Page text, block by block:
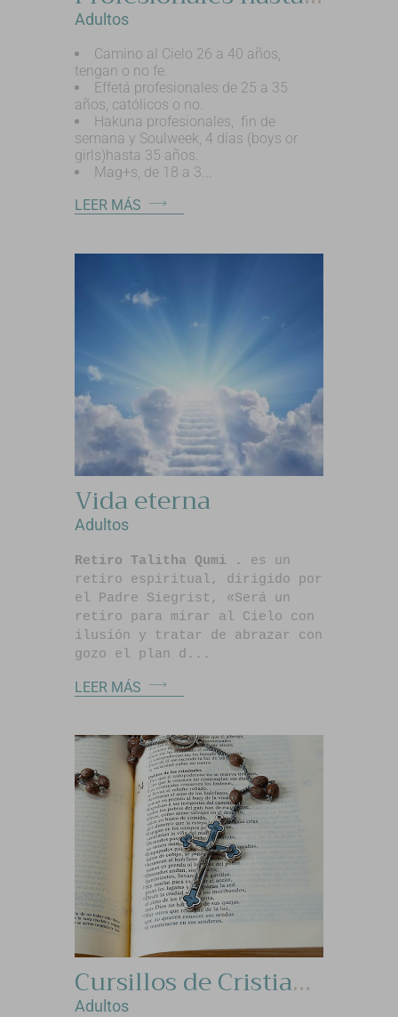
Adultos
Camino al Cielo 26 a 40 años,
tengan o no fe.
Effetá profesionales de 25 a 35
años, católicos o no.
Hakuna profesionales, fin de
semana y Soulweek, 4 días (boys or
girls)hasta 35 años.
Mag+s, de 18 a 3...
LEER MÁS
Vida eterna
Adultos
Retiro Talitha Qumi .
es un
retiro espiritual, dirigido por
el Padre Siegrist, «Será un
retiro para mirar al Cielo con
ilusión y tratar de abrazar con
gozo el plan d...
LEER MÁS
Cursillos de Cristiandad
Adultos